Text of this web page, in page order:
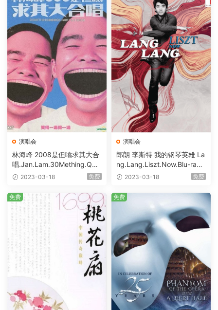
演唱会
林海峰 2008是但噏求其大合
唱.Jan.Lam.30Mething.QK.
Part.I.And.II.2008.Blu-ray.1
udio.5.1 [BDISO 43.21GB]
2023-03-18 免费
演唱会
郎朗 李斯特 我的钢琴英雄 La
ng.Lang.Liszt.Now.Blu-ray.1
080i.AVC.LPCM2.0 [BDISO
2023-03-18 免费
免费 免费